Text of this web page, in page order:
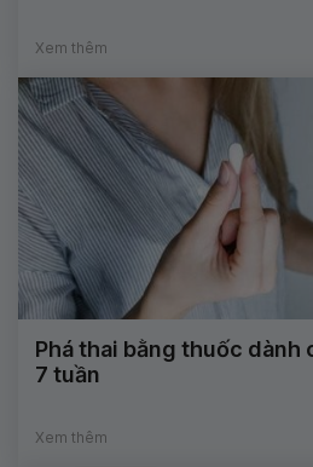
Xem thêm
Phá thai bằng thuốc dành
7 tuần
Xem thêm